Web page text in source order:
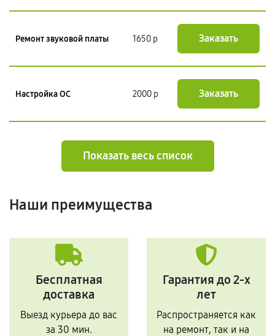
Ремонт звуковой платы 1650 р Заказать
Настройка ОС 2000 р Заказать
Показать весь список
Наши преимущества
Бесплатная
доставка
Выезд курьера до вас
за 30 мин.
Гарантия до 2-х
лет
Распространяется как
на ремонт, так и на